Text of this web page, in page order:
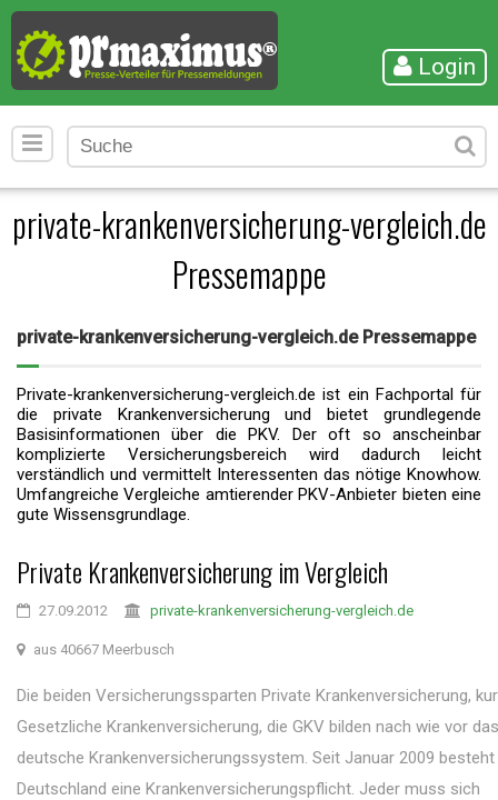
Login
private-krankenversicherung-vergleich.de
Pressemappe
private-krankenversicherung-vergleich.de Pressemappe
Private-krankenversicherung-vergleich.de ist ein Fachportal für
die private Krankenversicherung und bietet grundlegende
Basisinformationen über die PKV. Der oft so anscheinbar
komplizierte Versicherungsbereich wird dadurch leicht
verständlich und vermittelt Interessenten das nötige Knowhow.
Umfangreiche Vergleiche amtierender PKV-Anbieter bieten eine
gute Wissensgrundlage.
Private Krankenversicherung im Vergleich
27.09.2012 private-krankenversicherung-vergleich.de
aus 40667 Meerbusch
Die beiden Versicherungssparten Private Krankenversicherung,
Gesetzliche Krankenversicherung, die GKV bilden nach wie vor
deutsche Krankenversicherungssystem. Seit Januar 2009 besteht
Deutschland eine Krankenversicherungspflicht. Jeder muss sich